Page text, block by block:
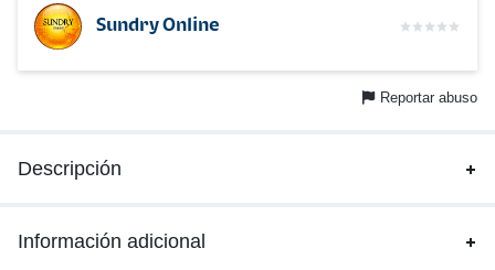
Sundry Online
Reportar abuso
Descripción
Información adicional